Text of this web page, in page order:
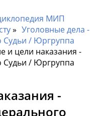
МИП
Уголовные дела -
Судьи / Юргруппа
и цели наказания -
Судьи / Юргруппа
-